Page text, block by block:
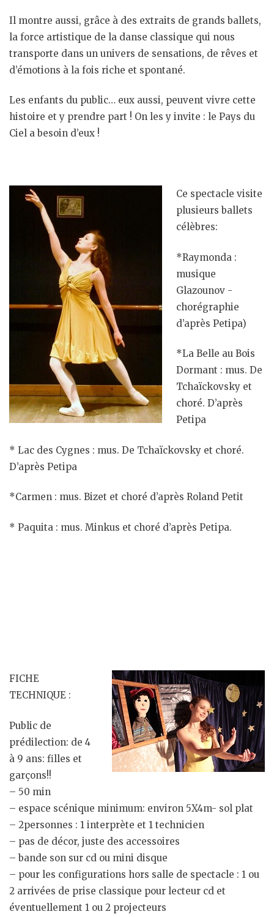
Il montre aussi, grâce à des extraits de grands ballets,
la force artistique de la danse classique qui nous
transporte dans un univers de sensations, de rêves et
d’émotions à la fois riche et spontané.
Les enfants du public… eux aussi, peuvent vivre cette
histoire et y prendre part ! On les y invite : le Pays du
Ciel a besoin d’eux !
Ce spectacle visite
plusieurs ballets
célèbres:
*Raymonda :
musique
Glazounov -
chorégraphie
d’après Petipa)
*La Belle au Bois
Dormant : mus. De
Tchaïckovsky et
choré. D’après
Petipa
* Lac des Cygnes : mus. De Tchaïckovsky et choré.
D’après Petipa
*Carmen : mus. Bizet et choré d’après Roland Petit
* Paquita : mus. Minkus et choré d’après Petipa.
FICHE
TECHNIQUE :
Public de
prédilection: de 4
à 9 ans: filles et
garçons!!
– 50 min
– espace scénique minimum: environ 5X4m- sol plat
– 2personnes : 1 interprète et 1 technicien
– pas de décor, juste des accessoires
– bande son sur cd ou mini disque
– pour les configurations hors salle de spectacle : 1 ou
2 arrivées de prise classique pour lecteur cd et
éventuellement 1 ou 2 projecteurs